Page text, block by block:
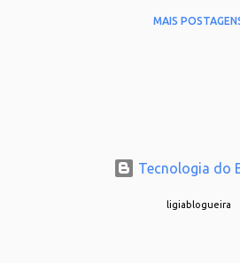
MAIS
Tecnologia do
ligiablogueira